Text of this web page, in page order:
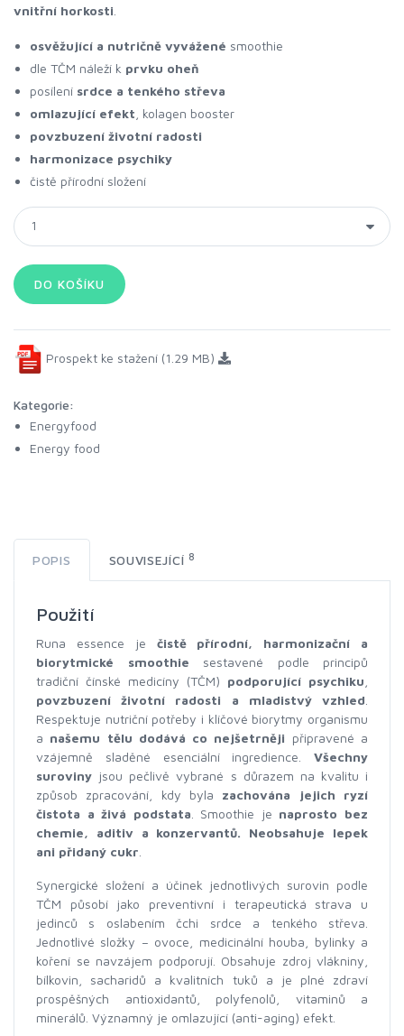
vnitřní horkosti
osvěžující a nutričně vyvážené smoothie
dle TČM náleží k prvku oheň
posílení srdce a tenkého střeva
omlazující efekt , kolagen booster
povzbuzení životní radosti
harmonizace psychiky
čistě přírodní složení
Prospekt ke stažení (1.29 MB)
Kategorie:
Energyfood
Energy food
POPIS SOUVISEJÍCÍ 8
Použití
Runa essence je čistě přírodní, harmonizační a
biorytmické smoothie sestavené podle principů
tradiční čínské medicíny (TČM) podporující psychiku
povzbuzení životní radosti a mladistvý vzhled
Respektuje nutriční potřeby i klíčové biorytmy organismu
a našemu tělu dodává co nejšetrněji připravené a
vzájemně sladěné esenciální ingredience. Všechny
suroviny jsou pečlivě vybrané s důrazem na kvalitu i
způsob zpracování, kdy byla zachována jejich ryzí
čistota a živá podstata . Smoothie je naprosto bez
chemie, aditiv a konzervantů. Neobsahuje lepek
ani přidaný cukr
Synergické složení a účinek jednotlivých surovin podle
TČM působí jako preventivní i terapeutická strava u
jedinců s oslabením čchi srdce a tenkého střeva.
Jednotlivé složky – ovoce, medicinální houba, bylinky a
koření se navzájem podporují. Obsahuje zdroj vlákniny,
bílkovin, sacharidů a kvalitních tuků a je plné zdraví
prospěšných antioxidantů, polyfenolů, vitaminů a
minerálů. Významný je omlazující (anti-aging) efekt.